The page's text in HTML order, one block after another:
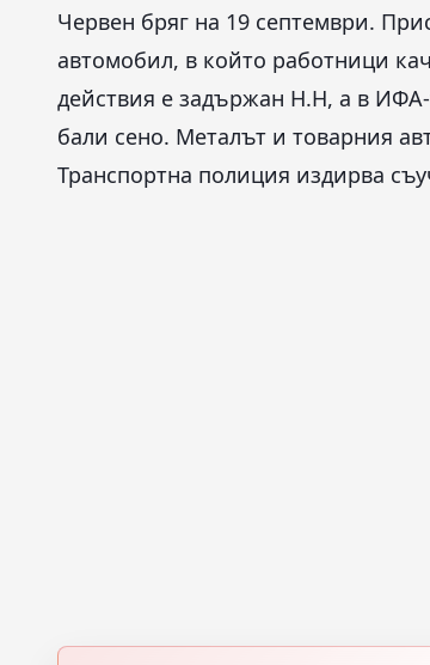
Червен бряг на 19 септември.
автомобил, в който работници
действия е задържан Н.Н, а в
бали сено. Металът и товарния
Транспортна полиция издирва